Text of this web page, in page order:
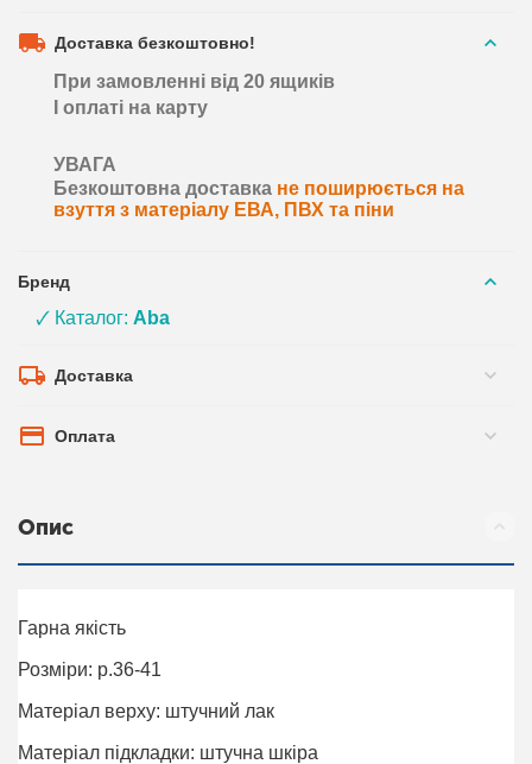
Доставка безкоштовно!
При замовленні від 20 ящиків
І оплаті на карту
УВАГА
Безкоштовна доставка не поширюється на
взуття з матеріалу ЕВА, ПВХ та піни
Бренд
🗸 Каталог:Aba
Доставка
Оплата
Опис
Гарна якість
Розміри: р.36-41
Матеріал верху: штучний лак
Матеріал підкладки: штучна шкіра